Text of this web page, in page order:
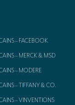
– FACEBOOK
– MERCK & MSD
– MODERE
– TIFFANY & CO.
– VINVENTIONS